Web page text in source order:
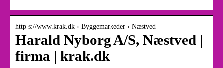
http s://www.krak.dk › Byggemarkeder › Næstved
Harald Nyborg A/S, Næstved |
firma | krak.dk